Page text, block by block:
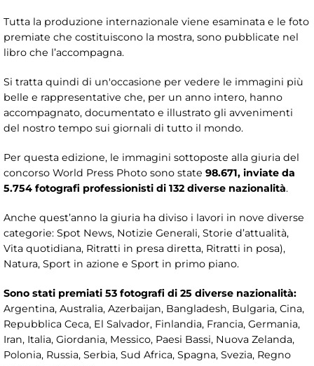
Tutta la produzione internazionale viene esaminata e le foto
premiate che costituiscono la mostra, sono pubblicate nel
libro che l’accompagna.
Si tratta quindi di un'occasione per vedere le immagini più
belle e rappresentative che, per un anno intero, hanno
accompagnato, documentato e illustrato gli avvenimenti
del nostro tempo sui giornali di tutto il mondo.
Per questa edizione, le immagini sottoposte alla giuria del
concorso World Press Photo sono state 98.671, inviate da
5.754 fotografi professionisti di 132 diverse nazionalità.
Anche quest’anno la giuria ha diviso i lavori in nove diverse
categorie: Spot News, Notizie Generali, Storie d’attualità,
Vita quotidiana, Ritratti in presa diretta, Ritratti in posa),
Natura, Sport in azione e Sport in primo piano.
Sono stati premiati 53 fotografi di 25 diverse nazionalità:
Argentina, Australia, Azerbaijan, Bangladesh, Bulgaria, Cina,
Repubblica Ceca, El Salvador, Finlandia, Francia, Germania,
Iran, Italia, Giordania, Messico, Paesi Bassi, Nuova Zelanda,
Polonia, Russia, Serbia, Sud Africa, Spagna, Svezia, Regno